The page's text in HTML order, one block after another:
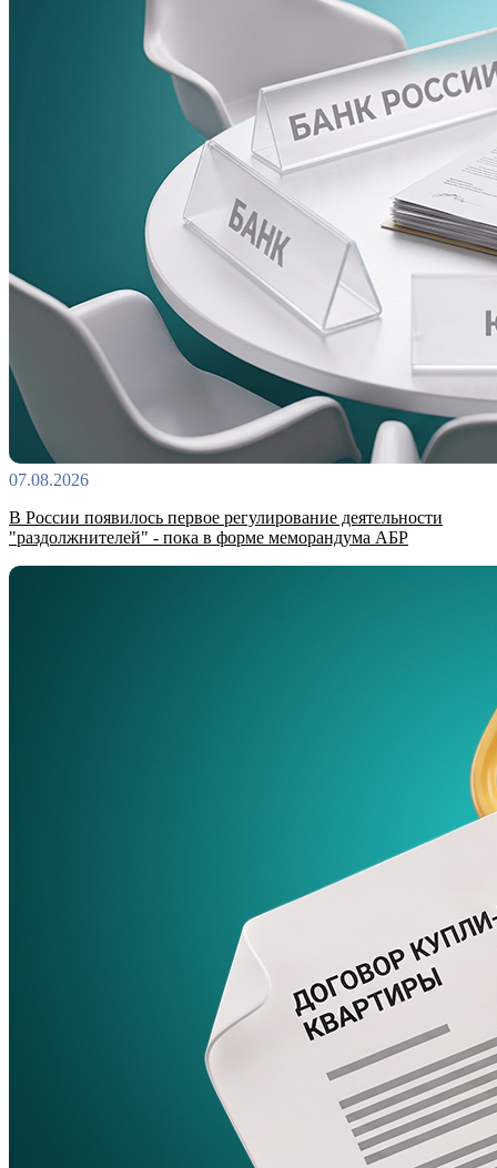
07.08.2026
В России появилось первое регулирование деятельности
"раздолжнителей" - пока в форме меморандума АБР